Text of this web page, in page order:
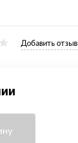
Добавить отзыв